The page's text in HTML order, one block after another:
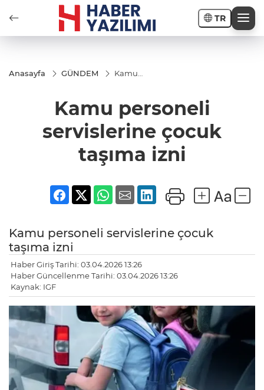
TR
Anasayfa GÜNDEM
Kamu
taşıma izni
Kamu personeli
servislerine çocuk
taşıma izni
Kamu personeli servislerine çocuk
taşıma izni
Haber Giriş Tarihi: 03.04.2026 13:26
Haber Güncellenme Tarihi: 03.04.2026 13:26
Kaynak: IGF